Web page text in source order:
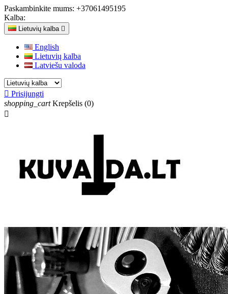
Paskambinkite mums: +37061495195
Kalba:
Lietuvių kalba 
English
Lietuvių kalba
Latviešu valoda
 Prisijungti
shopping_cart Krepšelis (0)
